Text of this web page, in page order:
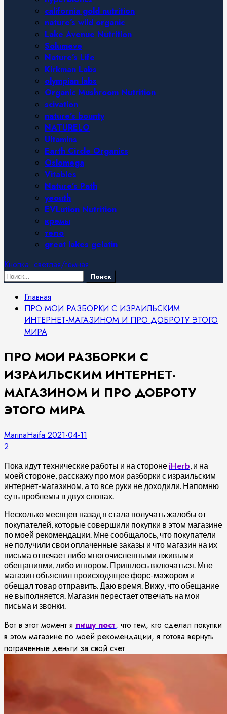
california gold nutrition
nature’s wild organic
Lake Avenue Nutrition
Solumeve
Nature’s Life
Kirkman Labs
olympian labs
Organic Mushroom Nutrition
scivation
nature’s bounty
NATURELO
Ultamins
Earth Circle Organics
Oslomega
Vitables
Nature’s Path
yeouth
EVLution Nutrition
кремы
тело
great lakes gelatin
Кнопка: светлая/темная
Найти:
Главная
ПРО МОИ РАЗБОРКИ С ИЗРАИЛЬСКИМ
ИНТЕРНЕТ-МАГАЗИНОМ И ПРО ДОБРОТУ ЭТОГО
МИРА
ПРО МОИ РАЗБОРКИ С
ИЗРАИЛЬСКИМ ИНТЕРНЕТ-
МАГАЗИНОМ И ПРО ДОБРОТУ
ЭТОГО МИРА
MarinaHaifa 2021-04-11
2
Пока идут технические работы и на стороне iHerb, и на
моей стороне, расскажу про мои разборки с израильским
интернет-магазином, а то все руки не доходили. Напомню
суть проблемы в двух словах.
Несколько месяцев назад я стала получать жалобы от
покупателей, которые совершили покупки в этом магазине
по моей рекомендации. Мне сообщалось, что покупатели
не получили свои оплаченные заказы и что магазин на их
письма отвечает либо многочисленными лживыми
обещаниями, либо игнором. Пришлось включаться. Мне
магазин объяснил происходящее форс-мажором и
обещал товар отправить. Даю время. Вижу, что обещание
не выполняется. Магазин перестает отвечать на мои
письма и звонки.
Вот в этот момент я пишу пост, что тем, кто сделал покупки
в этом магазине по моей рекомендации, я готова вернуть
потраченные деньги за свой счет.